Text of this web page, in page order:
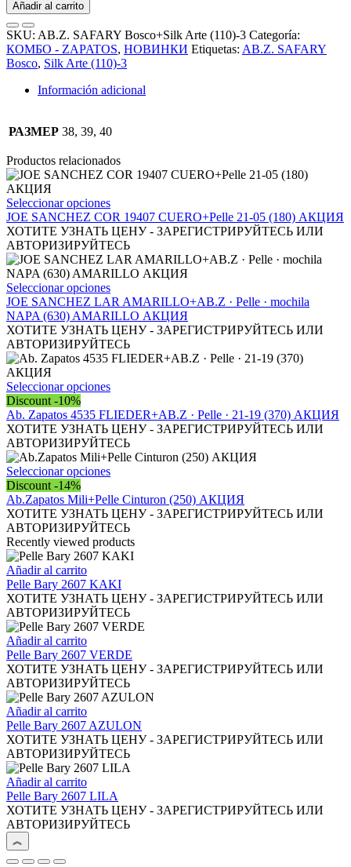
Bosco+Silk
Arte
(110)-3
АКЦИЯ
cantidad
Añadir al carrito
SKU: AB.Z. SAFARY Bosco+Silk Arte (110)-3 Categoría:
КОМБО - ZAPATOS, НОВИНКИ Etiquetas: AB.Z. SAFARY
Bosco, Silk Arte (110)-3
Información adicional
РАЗМЕР 38, 39, 40
Productos relacionados
Seleccionar opcionesEste
producto
tiene
múltiples
variantes.
Las
opciones
se
pueden
elegir
en
la
de
JOE SANCHEZ COR 19407 CUERO+Pelle 21-05 (180) АКЦИЯ
ХОТИТЕ УЗНАТЬ ЦЕНУ - ЗАРЕГИСТРИРУЙТЕСЬ ИЛИ
АВТОРИЗИРУЙТЕСЬ
Seleccionar opcionesEste
producto
tiene
múltiples
variantes.
Las
se
elegir
en
la
página
de
JOE SANCHEZ LAR AMARILLO+AB.Z · Pelle · mochila
NAPA (630) AMARILLO АКЦИЯ
ХОТИТЕ УЗНАТЬ ЦЕНУ - ЗАРЕГИСТРИРУЙТЕСЬ ИЛИ
АВТОРИЗИРУЙТЕСЬ
Seleccionar opcionesEste
tiene
múltiples
variantes.
Las
opciones
pueden
elegir
en
la
página
producto
Discount -10%
Ab. Zapatos 4535 FLIEDER+AB.Z · Pelle · 21-19 (370) АКЦИЯ
ХОТИТЕ УЗНАТЬ ЦЕНУ - ЗАРЕГИСТРИРУЙТЕСЬ ИЛИ
АВТОРИЗИРУЙТЕСЬ
Seleccionar opcionesEste
tiene
múltiples
variantes.
Las
opciones
pueden
elegir
en
la
de
producto
Discount -14%
Ab.Zapatos Mili+Pelle Cinturon (250) АКЦИЯ
ХОТИТЕ УЗНАТЬ ЦЕНУ - ЗАРЕГИСТРИРУЙТЕСЬ ИЛИ
АВТОРИЗИРУЙТЕСЬ
Recently viewed products
Añadir al carrito
Pelle Bary 2607 KAKI
ХОТИТЕ УЗНАТЬ ЦЕНУ - ЗАРЕГИСТРИРУЙТЕСЬ ИЛИ
АВТОРИЗИРУЙТЕСЬ
Añadir al carrito
Pelle Bary 2607 VERDE
ХОТИТЕ УЗНАТЬ ЦЕНУ - ЗАРЕГИСТРИРУЙТЕСЬ ИЛИ
АВТОРИЗИРУЙТЕСЬ
Añadir al carrito
Pelle Bary 2607 AZULON
ХОТИТЕ УЗНАТЬ ЦЕНУ - ЗАРЕГИСТРИРУЙТЕСЬ ИЛИ
АВТОРИЗИРУЙТЕСЬ
Añadir al carrito
Pelle Bary 2607 LILA
ХОТИТЕ УЗНАТЬ ЦЕНУ - ЗАРЕГИСТРИРУЙТЕСЬ ИЛИ
АВТОРИЗИРУЙТЕСЬ